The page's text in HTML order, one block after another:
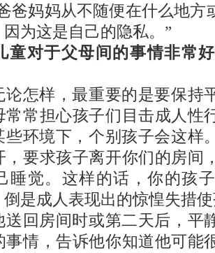
爸妈妈从不随便在什么地方
为这是自己的隐私。 ”
童对于父母间的事情非常
样，最重要的是要保持
常常担心孩子们目击成人性
些环境下，个别孩子会这样
，要求孩子离开你们的房间
睡觉。这样的话，你的孩
是成人表现出的惊惶失措
房间时或第二天后，平
事情，告诉他你知道他可能